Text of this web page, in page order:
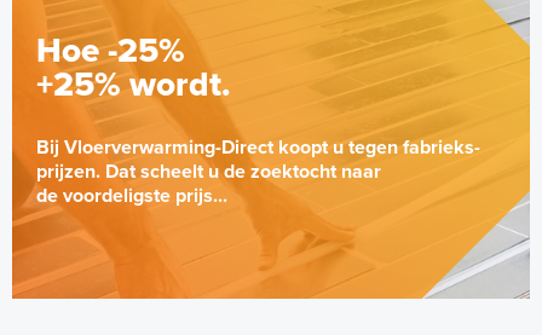
Hoe -25%
+25% wordt.
Bij Vloerverwarming-Direct koopt u tegen fabrieks-
prijzen. Dat scheelt u de zoektocht naar
de voordeligste prijs...